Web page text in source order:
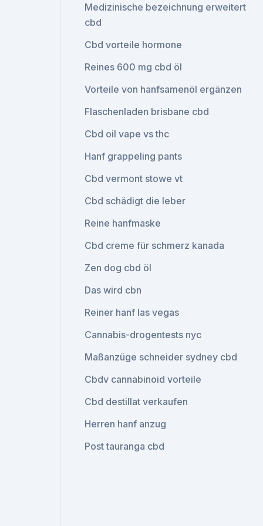
Medizinische bezeichnung erweitert
cbd
Cbd vorteile hormone
Reines 600 mg cbd öl
Vorteile von hanfsamenöl ergänzen
Flaschenladen brisbane cbd
Cbd oil vape vs thc
Hanf grappeling pants
Cbd vermont stowe vt
Cbd schädigt die leber
Reine hanfmaske
Cbd creme für schmerz kanada
Zen dog cbd öl
Das wird cbn
Reiner hanf las vegas
Cannabis-drogentests nyc
Maßanzüge schneider sydney cbd
Cbdv cannabinoid vorteile
Cbd destillat verkaufen
Herren hanf anzug
Post tauranga cbd